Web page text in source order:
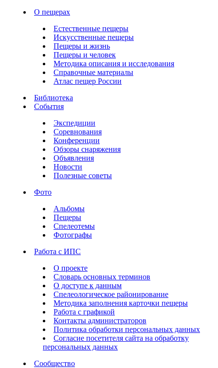
О пещерах
Естественные пещеры
Искусственные пещеры
Пещеры и жизнь
Пещеры и человек
Методика описания и исследования
Справочные материалы
Атлас пещер России
Библиотека
События
Экспедиции
Соревнования
Конференции
Обзоры снаряжения
Объявления
Новости
Полезные советы
Фото
Альбомы
Пещеры
Спелеотемы
Фотографы
Работа с ИПС
О проекте
Словарь основных терминов
О доступе к данным
Спелеологическое районирование
Методика заполнения карточки пещеры
Работа с графикой
Контакты администраторов
Политика обработки персональных данных
Согласие посетителя сайта на обработку
персональных данных
Сообщество